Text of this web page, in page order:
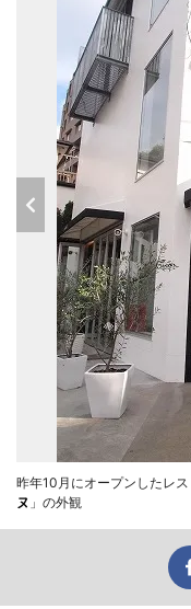
昨年10月にオープンしたレ
ヌ 」の外観